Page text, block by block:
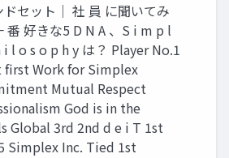
ドセット｜ 社 員 に聞いてみ
番 好きな5 D N A 、S i m p l
i l o s o p h y は？ Player No.1
first Work for Simplex
Mutual Respect
God is in the
Global 3rd 2nd d e i T 1st
Simplex Inc. Tied 1st